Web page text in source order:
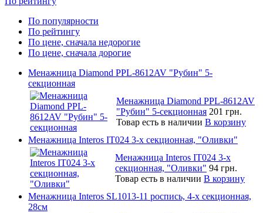
По популярности
По рейтингу
По цене, сначала недорогие
По цене, сначала дорогие
Менажница Diamond PPL-8612AV "Рубин" 5-
секционная
Менажница Diamond PPL-8612AV
"Рубин" 5-секционная 201 грн.
Товар есть в наличии В корзину
Менажница Interos IT024 3-х секционная, "Оливки"
Менажница Interos IT024 3-х
секционная, "Оливки" 94 грн.
Товар есть в наличии В корзину
Менажница Interos SL1013-11 роспись, 4-х секционная,
28см